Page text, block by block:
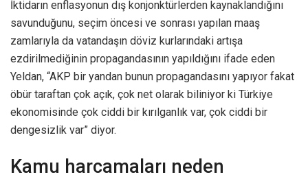
İktidarın enflasyonun dış konjonktürlerden kaynaklandığını
savunduğunu, seçim öncesi ve sonrası yapılan maaş
zamlarıyla da vatandaşın döviz kurlarındaki artışa
ezdirilmediğinin propagandasının yapıldığını ifade eden
Yeldan, “AKP bir yandan bunun propagandasını yapıyor fakat
öbür taraftan çok açık, çok net olarak biliniyor ki Türkiye
ekonomisinde çok ciddi bir kırılganlık var, çok ciddi bir
dengesizlik var” diyor.
Kamu harcamaları neden